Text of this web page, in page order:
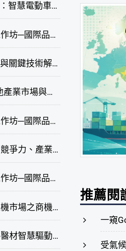
AI浪潮 x 綠色未來：智慧電動車新商機研討會
企業減碳及永續工作坊─國際品牌綠色供應鏈永續管理與實務演練(臺中場)
AI機器人產業脈動與關鍵技術解析研討會
2026年儲能鋰電池產業市場與技術發展線上研討會
企業減碳及永續工作坊─國際品牌綠色供應鏈永續管理與實務演練(高雄場)
歐洲新戰略轉向：競爭力、產業自主與供應鏈重塑線上研討會
企業減碳及永續工作坊─國際品牌綠色供應鏈永續管理與實務演練(臺北場)
台灣與中東歐無人機市場之商機與挑戰座談會
醫療新航線：眼科醫材智慧驅動，數位醫療落地布局線上研討會
推薦閱
一窺
受氣